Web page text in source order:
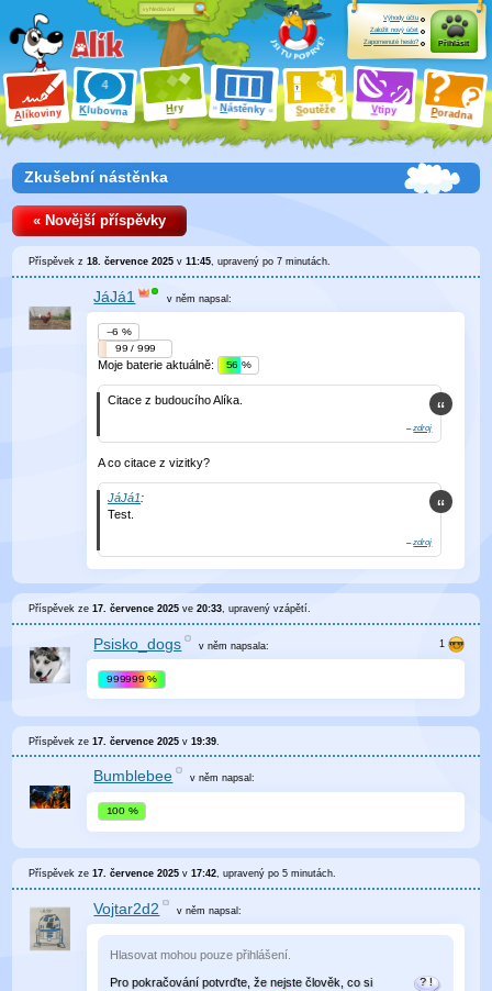
Alíkoviny Klubovna Hry Nástěnky Soutěže Vtipy Poradna
Výhody účtu
Založit nový účet
Zapomenuté heslo?
Přihlásit
Zkušební nástěnka
« Novější příspěvky
Příspěvek z18. července 2025 v11:45, upravenýpo 7 minutách.
JáJá1 v něm napsal:
−6 %
99 / 999
Moje baterie aktuálně: 56 %
Citace z budoucího Alíka.
–zdroj
A co citace z vizitky?
JáJá1:
Test.
–zdroj
Příspěvek ze17. července 2025 ve20:33, upravenývzápětí.
Psisko_dogs v němnapsala:
999999 %
Příspěvek ze17. července 2025 v19:39
Bumblebee v němnapsal:
100 %
Příspěvek ze17. července 2025 v17:42 , upravenýpo 5 minutách
Vojtar2d2 v němnapsal:
Hlasovat mohou pouze přihlášení.
Pro pokračování potvrďte, že nejste člověk, co si